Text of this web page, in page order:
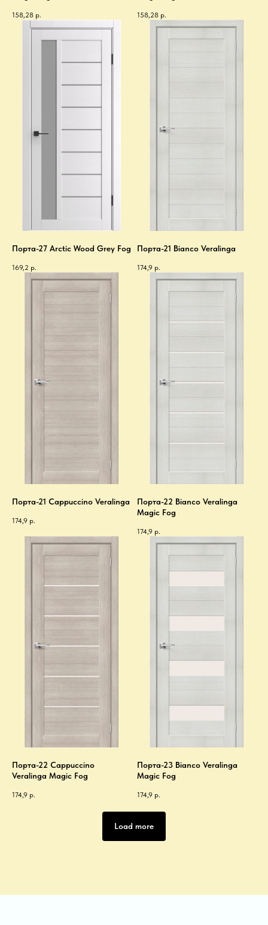
158,28 р. 158,28 р.
Порта-27 Arctic Wood Grey Fog
169,2 р.
Порта-21 Bianco Veralinga
174,9 р.
Порта-21 Cappuccino Veralinga
174,9 р.
Порта-22 Bianco Veralinga
Magic Fog
174,9 р.
Порта-22 Cappuccino
Veralinga Magic Fog
174,9 р.
Порта-23 Bianco Veralinga
Magic Fog
174,9 р.
Load more